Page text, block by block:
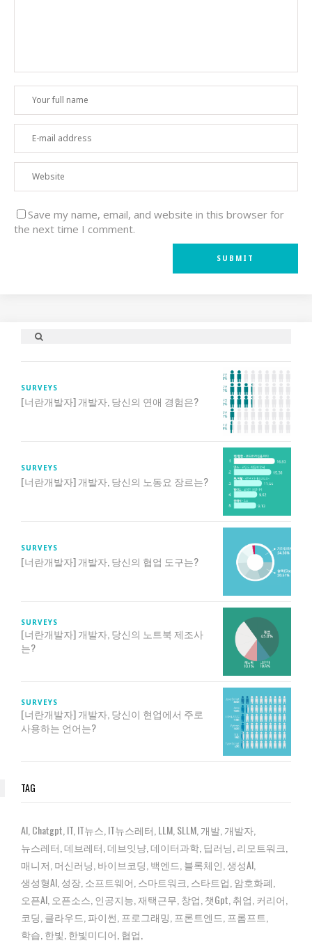
Save my name, email, and website in this browser for
the next time I comment.
SURVEYS
[너란개발자] 개발자, 당신의 연애 경험은?
SURVEYS
[너란개발자] 개발자, 당신의 노동요 장르는?
SURVEYS
[너란개발자] 개발자, 당신의 협업 도구는?
SURVEYS
[너란개발자] 개발자, 당신의 노트북 제조사
는?
SURVEYS
[너란개발자] 개발자, 당신이 현업에서 주로
사용하는 언어는?
TAG
AI Chatgpt IT IT뉴스 IT뉴스레터 LLM SLLM 개발 개발자
뉴스레터 데브레터 데브잇냥 데이터과학 딥러닝 리모트워크
매니저 머신러닝 바이브코딩 백엔드 블록체인 생성AI
생성형AI 성장 소프트웨어 스마트워크 스타트업 암호화폐
오픈AI 오픈소스 인공지능 재택근무 창업 챗gpt 취업 커리어
코딩 클라우드 파이썬 프로그래밍 프론트엔드 프롬프트
학습 한빛 한빛미디어 협업